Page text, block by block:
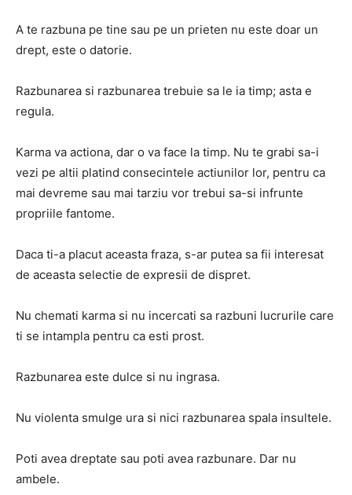
A te razbuna pe tine sau pe un prieten nu este doar un
drept, este o datorie.
Razbunarea si razbunarea trebuie sa le ia timp; asta e
regula.
Karma va actiona, dar o va face la timp. Nu te grabi sa-i
vezi pe altii platind consecintele actiunilor lor, pentru ca
mai devreme sau mai tarziu vor trebui sa-si infrunte
propriile fantome.
Daca ti-a placut aceasta fraza, s-ar putea sa fii interesat
de aceasta selectie de expresii de dispret.
Nu chemati karma si nu incercati sa razbuni lucrurile care
ti se intampla pentru ca esti prost.
Razbunarea este dulce si nu ingrasa.
Nu violenta smulge ura si nici razbunarea spala insultele.
Poti avea dreptate sau poti avea razbunare. Dar nu
ambele.